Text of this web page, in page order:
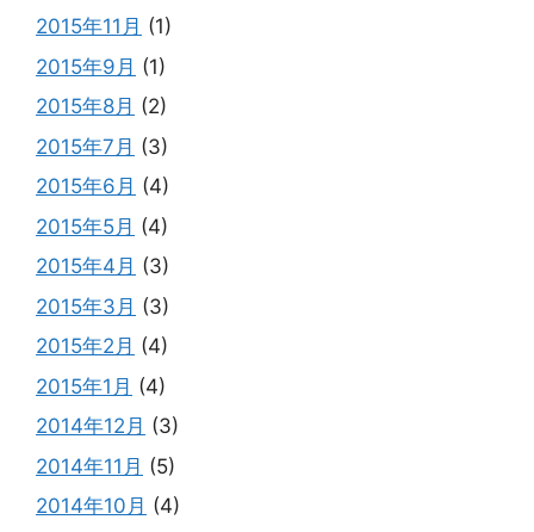
2015年11月 (1)
2015年9月 (1)
2015年8月 (2)
2015年7月 (3)
2015年6月 (4)
2015年5月 (4)
2015年4月 (3)
2015年3月 (3)
2015年2月 (4)
2015年1月 (4)
2014年12月 (3)
2014年11月 (5)
2014年10月 (4)